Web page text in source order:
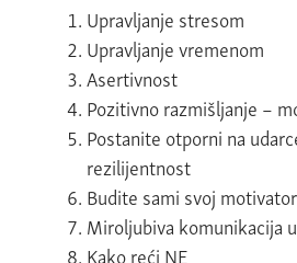
Upravljanje stresom
Upravljanje vremenom
Asertivnost
Pozitivno razmišljanje –
Postanite otporni na
rezilijentnost
Budite sami svoj motivator
Miroljubiva komunikacija
Kako reći NE